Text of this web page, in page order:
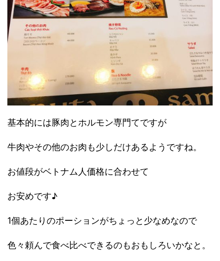
基本的には豚肉とホルモン専門てですが
牛肉やその他のお肉も少しだけあるようですね。
お値段がベトナム人価格に合わせて
お安めです♪
1個あたりのポーションがちょっと少なめなので
色々頼んで食べ比べできるのもおもしろいかなと。